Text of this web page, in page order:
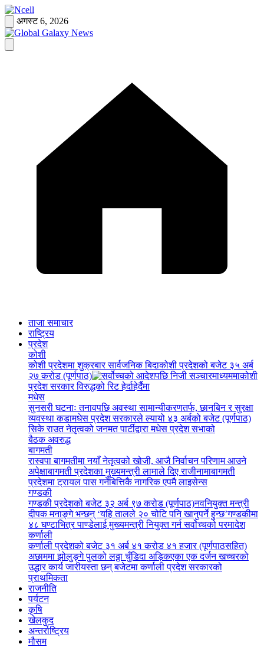
Skip
to
content
अगस्ट 6, 2026
ताजा समाचार
राष्ट्रिय
प्रदेश
कोशी
कोशी प्रदेशमा शुक्रबार सार्वजनिक बिदाकोशी प्रदेशको बजेट ३५ अर्ब
२७ करोड (पूर्णपाठ)
कोशी
प्रदेश सरकार विरुद्धको रिट हेर्दाहेर्दैमा
मधेस
सुनसरी घटनाः तनावपछि अवस्था सामान्यीकरणतर्फ, छानबिन र सुरक्षा
व्यवस्था कडामधेस प्रदेश सरकारले ल्यायो ४३ अर्बको बजेट (पूर्णपाठ)
सिके राउत नेतृत्वको जनमत पार्टीद्वारा मधेस प्रदेश सभाको
बैठक अवरुद्ध
बागमती
रास्वपा बागमतीमा नयाँ नेतृत्वको खोजी, आजै निर्वाचन परिणाम आउने
अपेक्षाबागमती प्रदेशका मुख्यमन्त्री लामाले दिए राजीनामाबागमती
प्रदेशमा ट्रायल पास गर्नेबित्तिकै नागरिक एपमै लाइसेन्स
गण्डकी
गण्डकी प्रदेशको बजेट ३२ अर्ब ९७ करोड (पूर्णपाठ)नवनियुक्त मन्त्री
दीपक मनाङ्गे भन्छन् ‘यहि तालले २० चोटि पनि खानुपर्ने हुन्छ’गण्डकीमा
४८ घण्टाभित्र पाण्डेलाई मुख्यमन्त्री नियुक्त गर्न सर्वोच्चको परमादेश
कर्णाली
कर्णाली प्रदेशको बजेट ३१ अर्ब ४१ करोड ४१ हजार (पूर्णपाठसहित)
अछाममा झोलुङ्गे पुलको लठ्ठा चुँडिदा अड्किएका एक दर्जन खच्चरको
उद्धार कार्य जारीयस्ता छन् बजेटमा कर्णाली प्रदेश सरकारको
प्राथमिकता
राजनीति
पर्यटन
कृषि
खेलकुद
अन्तर्राष्ट्रिय
मौसम